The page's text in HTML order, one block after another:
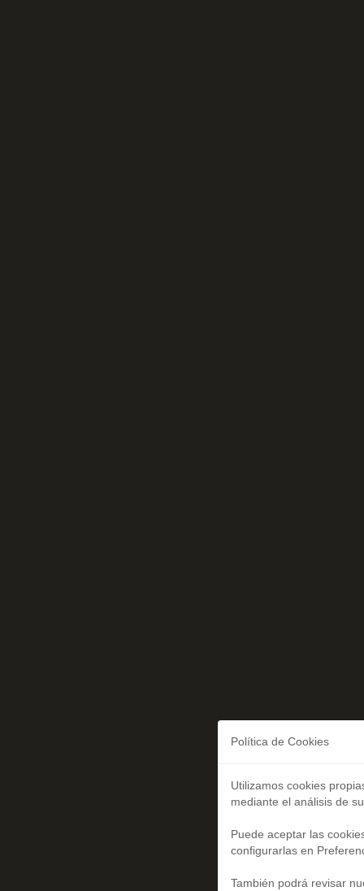
Política de Cookies
Utilizamos cookies
mediante el análisis de
Puede aceptar las
configurarlas en
También podrá revisar